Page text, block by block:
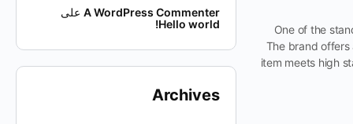
One of the
The brand
item meets high
A WordPress Commenter على
Hello world!
Archives